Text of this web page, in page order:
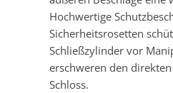
Hochwertige
Sicherheitsrosetten
Schließzylinder vor
erschweren den
Schloss.